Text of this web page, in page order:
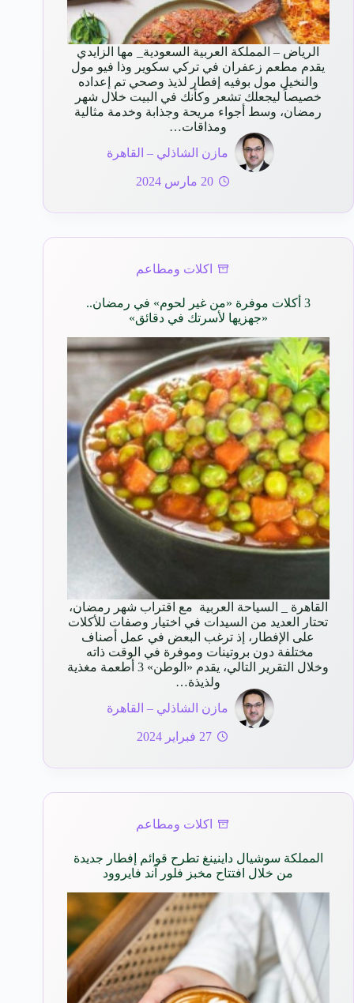
الرياض – المملكة العربية السعودية_ مها الزايدي
يقدم مطعم زعفران في تركي سكوير وذا فيو مول
والنخيل مول بوفيه إفطار لذيذ وصحي تم إعداده
خصيصاً ليجعلك تشعر وكأنك في البيت خلال شهر
رمضان، وسط أجواء مريحة وجذابة وخدمة مثالية
ومذاقات…
مازن الشاذلي – القاهرة
20 مارس 2024
اكلات ومطاعم
3 أكلات موفرة «من غير لحوم» في رمضان..
«جهزيها لأسرتك في دقائق»
القاهرة _ السياحة العربية مع اقتراب شهر رمضان،
تحتار العديد من السيدات في اختيار وصفات للأكلات
على الإفطار، إذ ترغب البعض في عمل أصناف
مختلفة دون بروتينات وموفرة في الوقت ذاته
وخلال التقرير التالي، يقدم «الوطن» 3 أطعمة مغذية
ولذيذة…
مازن الشاذلي – القاهرة
27 فبراير 2024
اكلات ومطاعم
المملكة سوشيال داينينغ تطرح قوائم إفطار جديدة
من خلال افتتاح مخبز فلور آند فايروود